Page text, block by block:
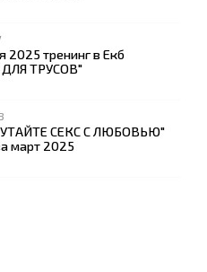
2025 тренинг в Екб
ТРУСОВ"
СЕКС С ЛЮБОВЬЮ"
март 2025